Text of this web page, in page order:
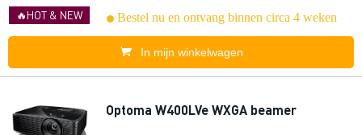
🔥HOT & NEW Bestel nu en ontvang binnen circa 4 weken
In mijn winkelwagen
Optoma W400LVe WXGA beamer